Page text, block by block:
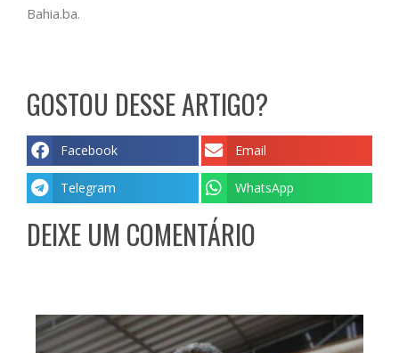
Bahia.ba.
GOSTOU DESSE ARTIGO?
Facebook Email
Telegram WhatsApp
DEIXE UM COMENTÁRIO